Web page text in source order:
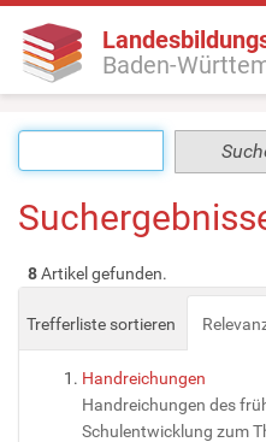
Baden-
8Artikel gefunden.
Trefferliste sortieren
Handreichungen
Handreichungen des
Schulentwicklung zum